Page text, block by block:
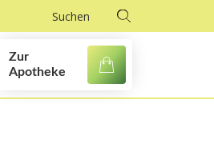
Zur
Apotheke